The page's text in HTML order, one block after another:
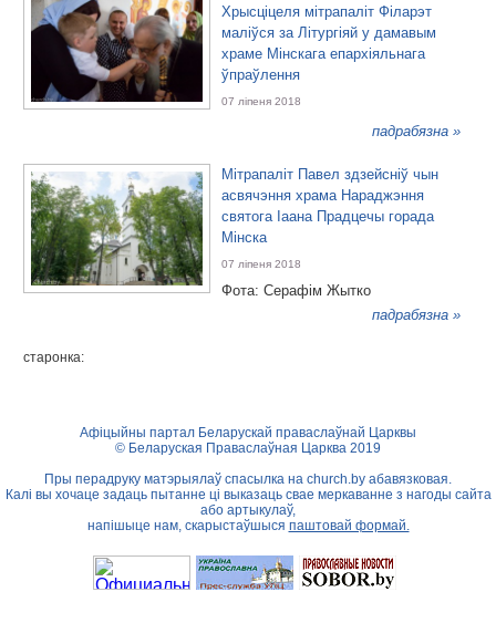
Хрысціцеля мітрапаліт Філарэт
маліўся за Літургіяй у дамавым
храме Мінскага епархіяльнага
ўпраўлення
07 ліпеня 2018
падрабязна »
Мітрапаліт Павел здзейсніў чын
асвячэння храма Нараджэння
святога Іаана Прадцечы горада
Мінска
07 ліпеня 2018
Фота: Серафім Жытко
падрабязна »
старонка:
Афіцыйны партал Беларускай праваслаўнай Царквы
© Беларуская Праваслаўная Царква 2019
Пры перадруку матэрыялаў спасылка на church.by абавязковая.
Калі вы хочаце задаць пытанне ці выказаць свае меркаванне з нагоды сайта
або артыкулаў,
напішыце нам, скарыстаўшыся паштовай формай.